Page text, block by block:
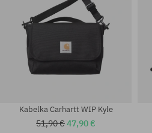
Kabelka Carhartt WIP Kyle
51,90 €47,90 €